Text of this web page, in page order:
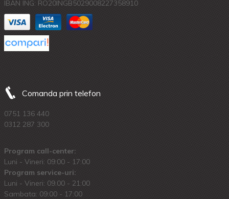
IBAN ING: RO20INGB5029008227358910
Comanda prin telefon
0751 136 440
0312 287 300
Program call-center:
Luni - Vineri: 09:00 - 17:00
Program service-uri:
Luni - Vineri: 09.00 - 21:00
Sambata: 09:00 - 17:00